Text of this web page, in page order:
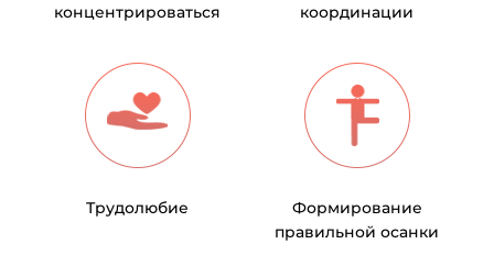
концентрироваться
координации
Трудолюбие
Формирование
правильной осанки